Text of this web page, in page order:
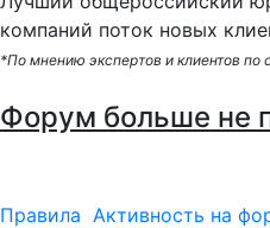
компаний поток новых
*По мнению экспертов и клиентов по
Форум больше не
Правила Активность на